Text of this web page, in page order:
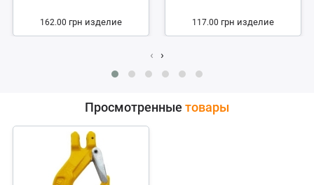
162.00 грн изделие 117.00 грн изделие
‹ ›
Просмотренные товары